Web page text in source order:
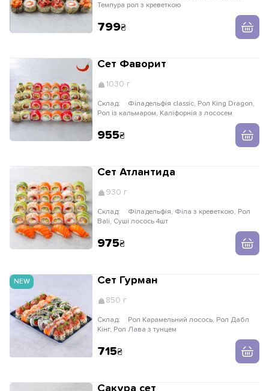
Темпура рол з креветкою
799
Сет Фаворит
1030 г
Склад:
Рол із кальмаром, Каліфорнія з лососем
955
Сет Атлантида
930 г
Склад:
Bali, Суші лосось 4шт
975
NEW Сет Гурман
850 г
Склад:
Кінг, Рол Лава з тунцем
715
Сакура сет